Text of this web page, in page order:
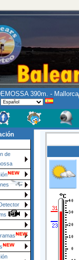
390m. - Mallorca
de